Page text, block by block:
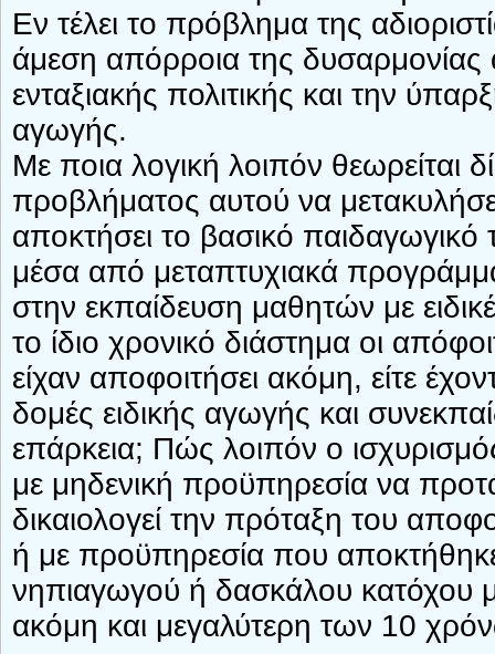
Εν τέλει το πρόβλημα της
άμεση απόρροια της
ενταξιακής πολιτικής και την
αγωγής.
Με ποια λογική λοιπόν θεωρείται
προβλήματος αυτού να
αποκτήσει το βασικό παιδαγωγικό
μέσα από μεταπτυχιακά
στην εκπαίδευση μαθητών με
το ίδιο χρονικό διάστημα οι
είχαν αποφοιτήσει ακόμη, είτε
δομές ειδικής αγωγής και
επάρκεια; Πώς λοιπόν ο
με μηδενική προϋπηρεσία να
δικαιολογεί την πρόταξη του
ή με προϋπηρεσία που
νηπιαγωγού ή δασκάλου κατόχου
ακόμη και μεγαλύτερη των 10